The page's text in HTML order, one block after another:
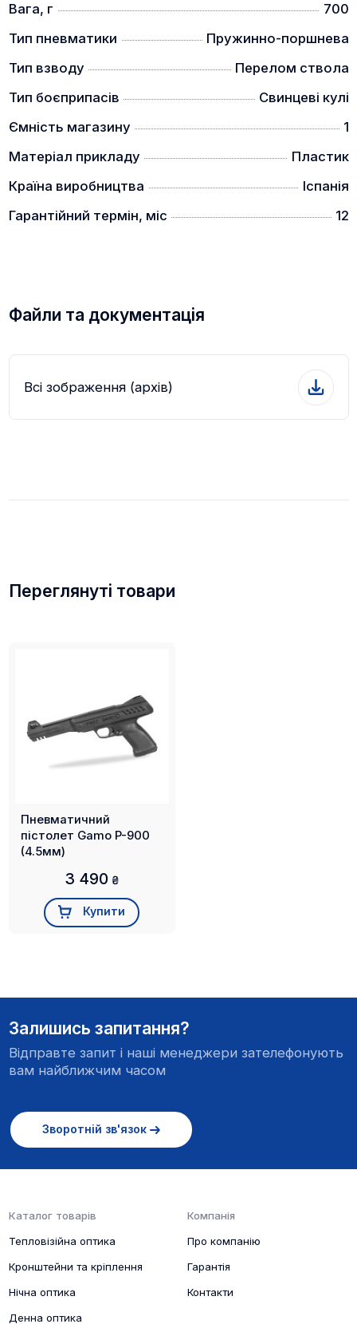
Вага, г
700
Тип пневматики
Пружинно-поршнева
Тип взводу
Перелом ствола
Тип боєприпасів
Свинцеві кулі
Ємність магазину
1
Матеріал прикладу
Пластик
Країна виробництва
Іспанія
Гарантійний термін, міс
12
Файли та документація
Всі зображення (архів)
Переглянуті товари
Пневматичний
пістолет Gamo P-900
(4.5мм)
3 490 ₴
Купити
Залишись запитання?
Відправте запит і наші менеджери зателефонують
вам найближчим часом
Зворотній зв'язок
Каталог товарів
Тепловізійна оптика
Кронштейни та кріплення
Нічна оптика
Денна оптика
Компанія
Про компанію
Гарантія
Контакти